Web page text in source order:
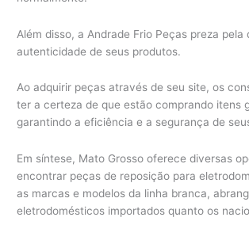
Além disso, a Andrade Frio Peças preza pela
autenticidade de seus produtos.
Ao adquirir peças através de seu site, os
ter a certeza de que estão comprando itens
garantindo a eficiência e a segurança de
Em síntese, Mato Grosso oferece diversas
encontrar peças de reposição para
as marcas e modelos da linha branca,
eletrodomésticos importados quanto os